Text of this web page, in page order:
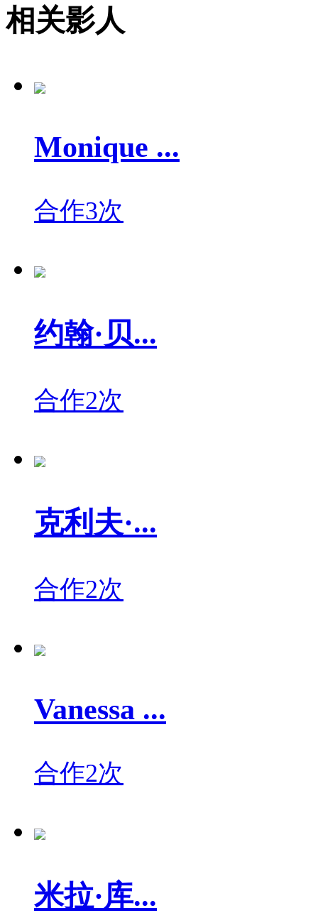
相关影人
Monique ...
合作3次
约翰·贝...
合作2次
克利夫·...
合作2次
Vanessa ...
合作2次
米拉·库...